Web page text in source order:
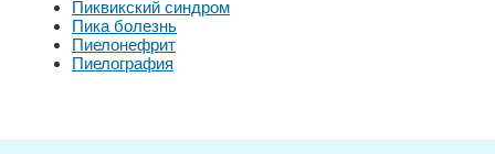
Пиквикский синдром
Пика болезнь
Пиелонефрит
Пиелография